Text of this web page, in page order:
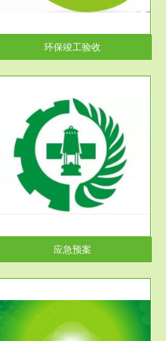
环保竣工验收
应急预案